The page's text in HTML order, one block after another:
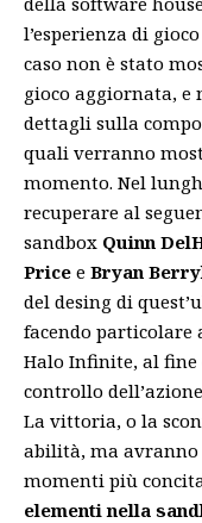
l’esperienza di
caso non è stato
gioco aggiornata,
dettagli sulla
quali verranno
momento. Nel
recuperare al
sandbox Quinn
Price e Bryan
del desing di
facendo
Halo Infinite, al
controllo
La vittoria, o la
abilità, ma
momenti più
elementi nella